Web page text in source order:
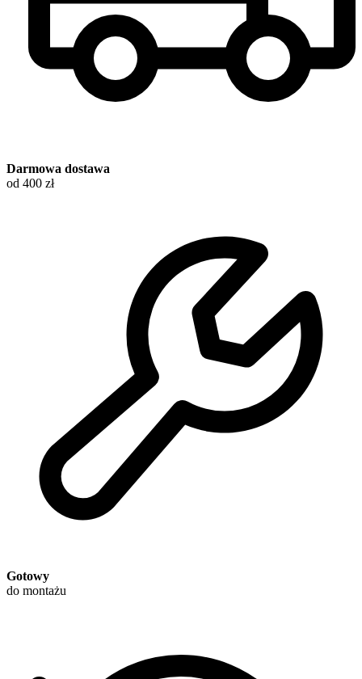
Darmowa dostawa
od 400 zł
Gotowy
do montażu